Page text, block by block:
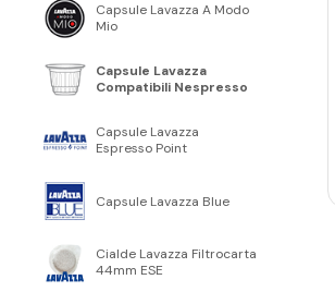
Capsule Lavazza A Modo
Mio
Capsule Lavazza
Compatibili Nespresso
Capsule Lavazza
Espresso Point
Capsule Lavazza Blue
Cialde Lavazza Filtrocarta
44mm ESE